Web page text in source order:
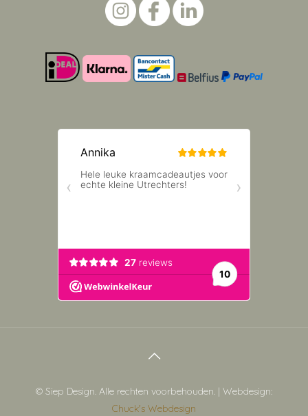
© Siep Design. Alle rechten voorbehouden. | Webdesign:
Chuck's Webdesign